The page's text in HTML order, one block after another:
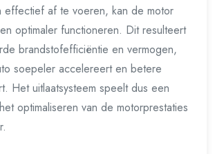
effectief af te voeren, kan de motor
optimaler functioneren. Dit resulteert
brandstofefficiëntie en vermogen,
soepeler accelereert en betere
Het uitlaatsysteem speelt dus een
optimaliseren van de motorprestaties